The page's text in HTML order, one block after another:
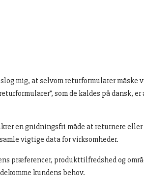
mig, at selvom returformularer måske
som de kaldes på dansk, er
en gnidningsfri måde at returnere
vigtige data for virksomheder.
præferencer, produkttilfredshed og
kundens behov.